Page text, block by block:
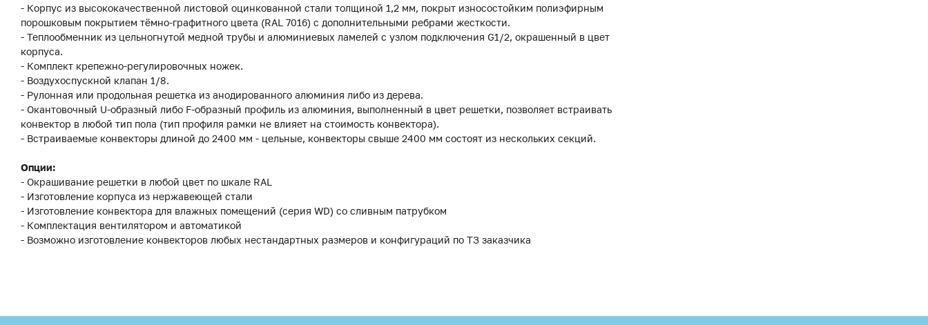
- Корпус из высококачественной листовой оцинкованной стали толщиной 1,2 мм, покрыт износостойким полиэфирным
порошковым покрытием тёмно-графитного цвета (RAL 7016) с дополнительными ребрами жесткости.
- Теплообменник из цельногнутой медной трубы и алюминиевых ламелей с узлом подключения G1/2, окрашенный в цвет
корпуса.
- Комплект крепежно-регулировочных ножек.
- Воздухоспускной клапан 1/8.
- Рулонная или продольная решетка из анодированного алюминия либо из дерева.
- Окантовочный U-образный либо F-образный профиль из алюминия, выполненный в цвет решетки, позволяет встраивать
конвектор в любой тип пола (тип профиля рамки не влияет на стоимость конвектора).
- Встраиваемые конвекторы длиной до 2400 мм - цельные, конвекторы свыше 2400 мм состоят из нескольких секций.
Опции:
- Окрашивание решетки в любой цвет по шкале RAL
- Изготовление корпуса из нержавеющей стали
- Изготовление конвектора для влажных помещений (серия WD) со сливным патрубком
- Комплектация вентилятором и автоматикой
- Возможно изготовление конвекторов любых нестандартных размеров и конфигураций по ТЗ заказчика